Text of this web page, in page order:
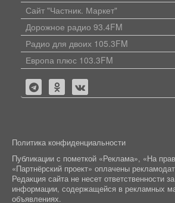
Сайт "Частник. Маркет"
Дорожное радио 93.4FM
Радио для двоих 105.3FM
Европа плюс 103.3FM
Политика конфиденциальности
Публикации с пометкой «Реклама», «На
«Партнёрский проект» оплачены
Редакция сайта не несет ответственности
информации, содержащейся в рекламных
объявлениях.